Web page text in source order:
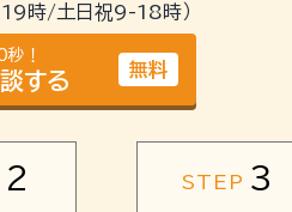
19時/土日祝9-18時）
秒！
する 無料
2 STEP 3